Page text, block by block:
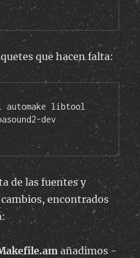
que hacen falta:
libtool
dev
de las fuentes y
encontrados
añadimos -